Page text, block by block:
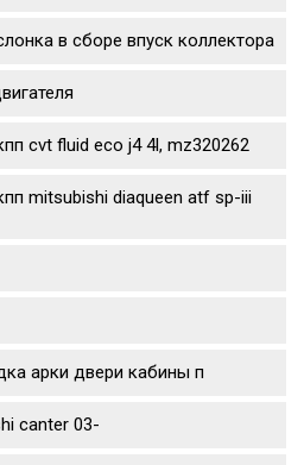
в сборе впуск коллектора
cvt fluid eco j4 4l, mz320262
mitsubishi diaqueen atf sp-iii
арки двери кабины п
canter 03-